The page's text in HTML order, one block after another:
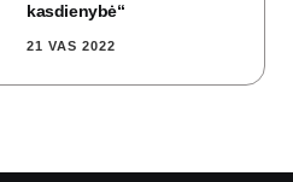
kasdienybė“
21 VAS 2022